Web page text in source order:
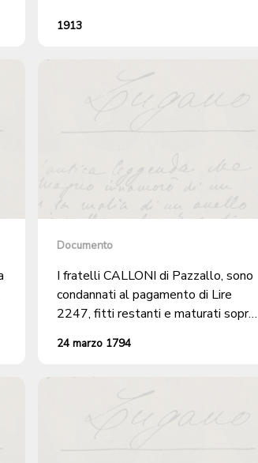
1913
Documento
I fratelli CALLONI di Pazzallo, sono
condannati al pagamento di Lire
2247, fitti restanti e maturati sopra
24 marzo 1794